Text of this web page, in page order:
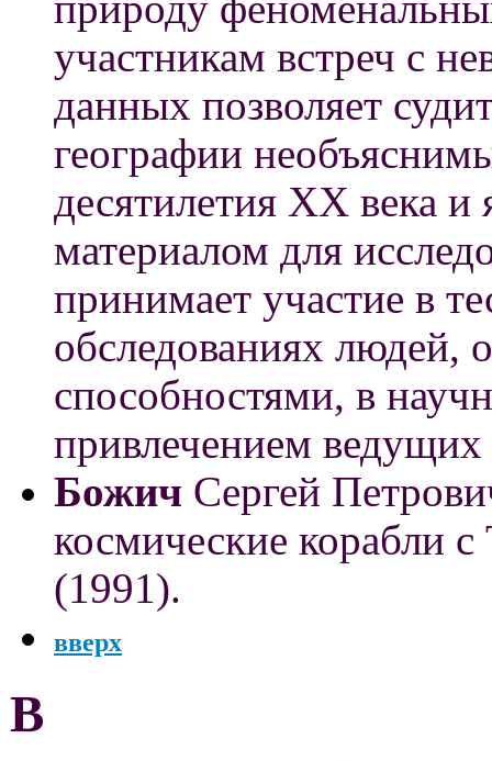
участникам встреч с
данных позволяет
географии
десятилетия XX века
материалом для
принимает участие в
обследованиях
способностями, в
привлечением ведущих
Божич Сергей
космические корабли
(1991).
вверх
В